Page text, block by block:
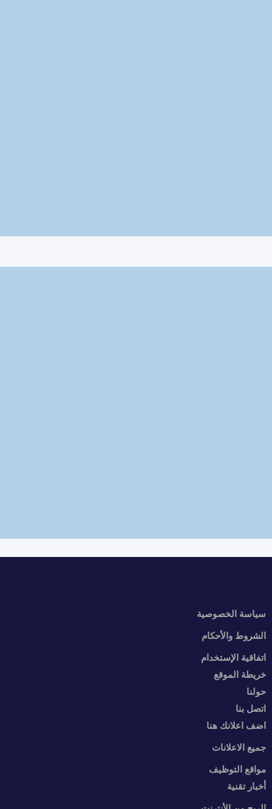
سياسة الخصوصية
الشروط والأحكام
اتفاقية الإستخدام
خريطة الموقع
حولنا
اتصل بنا
اضف اعلانك هنا
جميع الاعلانات
مواقع التوظيف
أخبار تقنية